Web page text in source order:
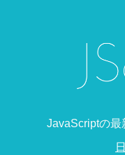
JavaScriptの最